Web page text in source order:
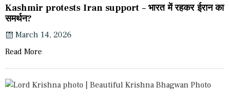
Kashmir protests Iran support – भारत में रहकर ईरान का
समर्थन?
March 14, 2026
Read More